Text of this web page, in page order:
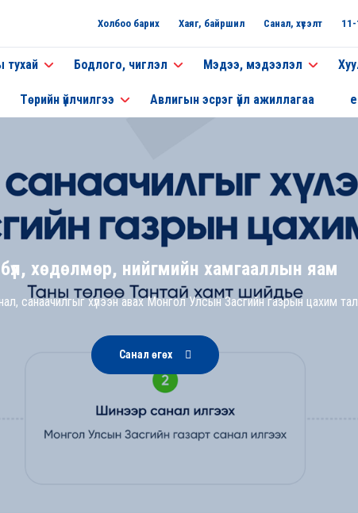
Холбоо барих Хаяг, байршил Санал, хүсэлт 11-
тухай Бодлого, чиглэл Мэдээ, мэдээлэл
Төрийн үйлчилгээ Авлигын эсрэг үйл ажиллагаа
бүл, хөдөлмөр, нийгмийн хамгааллын яам
санаачилгыг хүлээн авах Монгол Улсын Засгийн газрын цахим
Санал өгөх